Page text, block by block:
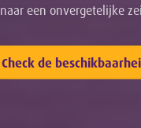
naar een onvergetelijke
Check de